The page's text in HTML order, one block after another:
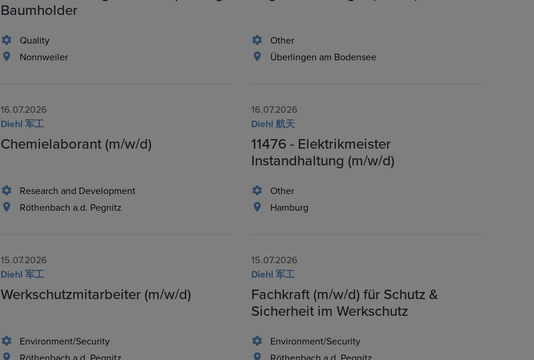
Baumholder
Quality
Nonnweiler
Other
Überlingen am Bodensee
16.07.2026
Diehl 军工
Chemielaborant (m/w/d)
Research and Development
Röthenbach a.d. Pegnitz
16.07.2026
Diehl 航天
11476 - Elektrikmeister
Instandhaltung (m/w/d)
Other
Hamburg
15.07.2026
Diehl 军工
Werkschutzmitarbeiter (m/w/d)
Environment/Security
15.07.2026
Diehl 军工
Fachkraft (m/w/d) für Schutz &
Sicherheit im Werkschutz
Environment/Security